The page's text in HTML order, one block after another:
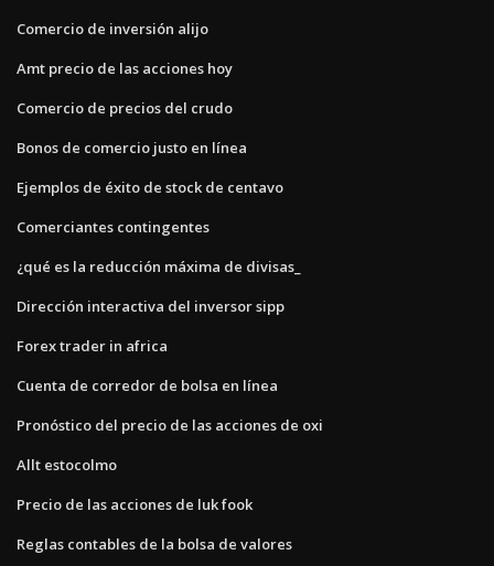
Comercio de inversión alijo
Amt precio de las acciones hoy
Comercio de precios del crudo
Bonos de comercio justo en línea
Ejemplos de éxito de stock de centavo
Comerciantes contingentes
¿qué es la reducción máxima de divisas_
Dirección interactiva del inversor sipp
Forex trader in africa
Cuenta de corredor de bolsa en línea
Pronóstico del precio de las acciones de oxi
Allt estocolmo
Precio de las acciones de luk fook
Reglas contables de la bolsa de valores